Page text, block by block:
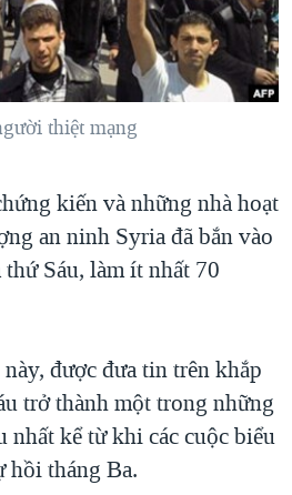
2024
TẠI DẢI GAZA
ĐƯỜNG
HẠ 'BÊN THẮNG CUỘC'
VÀ NAY
AFGHANISTAN
KIM TẠI VIỆT NAM
PHỦ VIỆT NAM
SÓNG TRỘM HẢI SÂM
VỌNG TỪ NÔNG THÔN MỸ
thiệt mạng
kiến và những nhà hoạt
an ninh Syria đã bắn vào
Sáu, làm ít nhất 70
được đưa tin trên khắp
trở thành một trong những
nhất kể từ khi các cuộc biểu
hồi tháng Ba.